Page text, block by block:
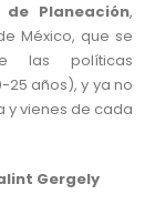
Planeación,
México, que se
las políticas
años), y ya no
y vienes de cada
Gergely